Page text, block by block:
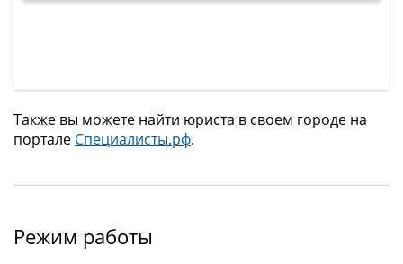
Также вы можете найти юриста в своем городе на
портале Специалисты.рф.
Режим работы